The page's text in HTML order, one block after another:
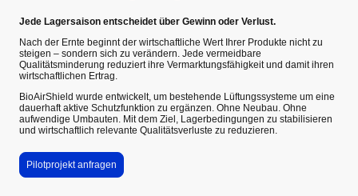
Jede Lagersaison entscheidet über Gewinn oder Verlust.
Nach der Ernte beginnt der wirtschaftliche Wert Ihrer Produkte nicht zu
steigen – sondern sich zu verändern. Jede vermeidbare
Qualitätsminderung reduziert ihre Vermarktungsfähigkeit und damit ihren
wirtschaftlichen Ertrag.
BioAirShield wurde entwickelt, um bestehende Lüftungssysteme um eine
dauerhaft aktive Schutzfunktion zu ergänzen. Ohne Neubau. Ohne
aufwendige Umbauten. Mit dem Ziel, Lagerbedingungen zu stabilisieren
und wirtschaftlich relevante Qualitätsverluste zu reduzieren.
Pilotprojekt anfragen